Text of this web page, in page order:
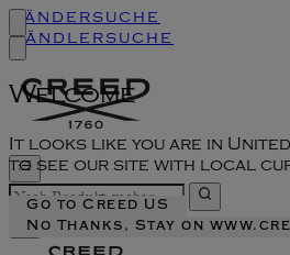
Welcome
It looks like you are in
to see our site with local
Go to Creed US
No Thanks, Stay on
Ländersuche
Händlersuche